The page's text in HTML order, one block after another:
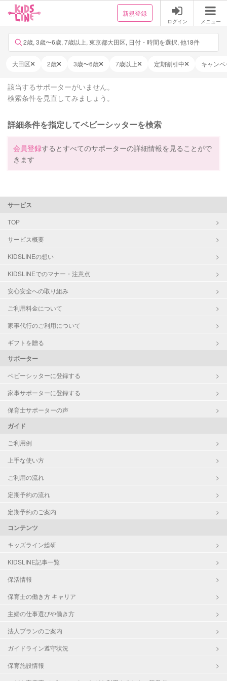
新規登録
ログイン メニュー
2歳, 3歳〜6歳, 7歳以上, 東京都大田区, 日付・時間を選択, 他18件
大田区 2歳 3歳〜6歳 7歳以上 定期割引中 キャン
該当するサポーターがいません。
検索条件を見直してみましょう。
詳細条件を指定してベビーシッターを検索
会員登録するとすべてのサポーターの詳細情報を見ることがで
きます
サービス
TOP
サービス概要
KIDSLINEの想い
KIDSLINEでのマナー・注意点
安心安全への取り組み
ご利用料金について
家事代行のご利用について
ギフトを贈る
サポーター
ベビーシッターに登録する
家事サポーターに登録する
保育士サポーターの声
ガイド
ご利用例
上手な使い方
ご利用の流れ
定期予約の流れ
定期予約のご案内
コンテンツ
キッズライン総研
KIDSLINE記事一覧
保活情報
保育士の働き方 キャリア
主婦の仕事選びや働き方
法人プランのご案内
ガイドライン遵守状況
保育施設情報